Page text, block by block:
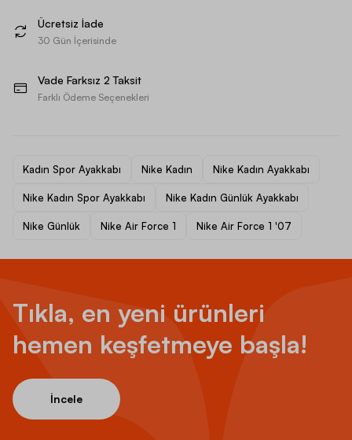
Ücretsiz İade
30 Gün İçerisinde
Vade Farksız 2 Taksit
Farklı Ödeme Seçenekleri
Kadın Spor Ayakkabı Nike Kadın Nike Kadın Ayakkabı
Nike Kadın Spor Ayakkabı Nike Kadın Günlük Ayakkabı
Nike Günlük Nike Air Force 1 Nike Air Force 1 '07
Tıkla, en yeni ürünleri
hemen keşfetmeye başla!
İncele